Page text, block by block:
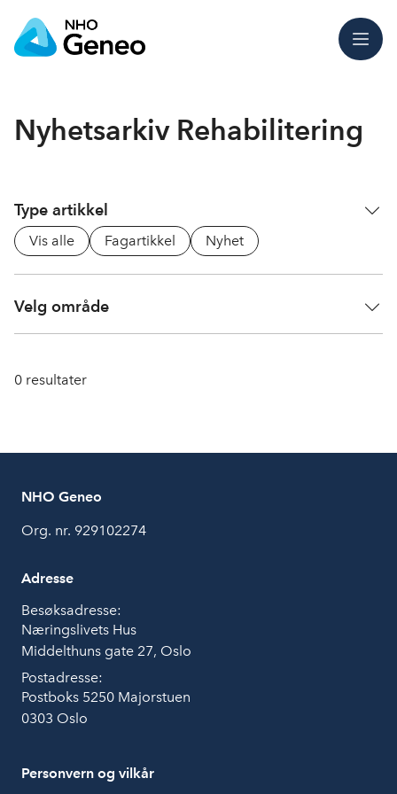
Meny
Nyhetsarkiv Rehabilitering
Type artikkel
Vis alle Fagartikkel Nyhet
Velg område
0 resultater
NHO Geneo
Org. nr. 929102274
Adresse
Besøksadresse:
Næringslivets Hus
Middelthuns gate 27, Oslo
Postadresse:
Postboks 5250 Majorstuen
0303 Oslo
Personvern og vilkår